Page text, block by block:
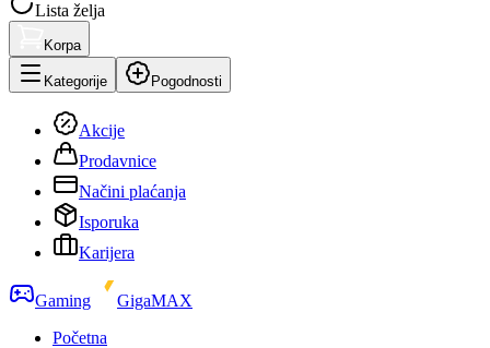
Lista želja
Korpa
Kategorije Pogodnosti
Akcije
Prodavnice
Načini plaćanja
Isporuka
Karijera
Gaming
GigaMAX
Početna